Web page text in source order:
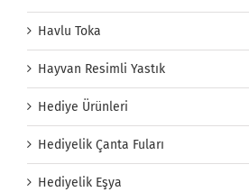
Havlu Toka
Hayvan Resimli Yastık
Hediye Ürünleri
Hediyelik Çanta Fuları
Hediyelik Eşya